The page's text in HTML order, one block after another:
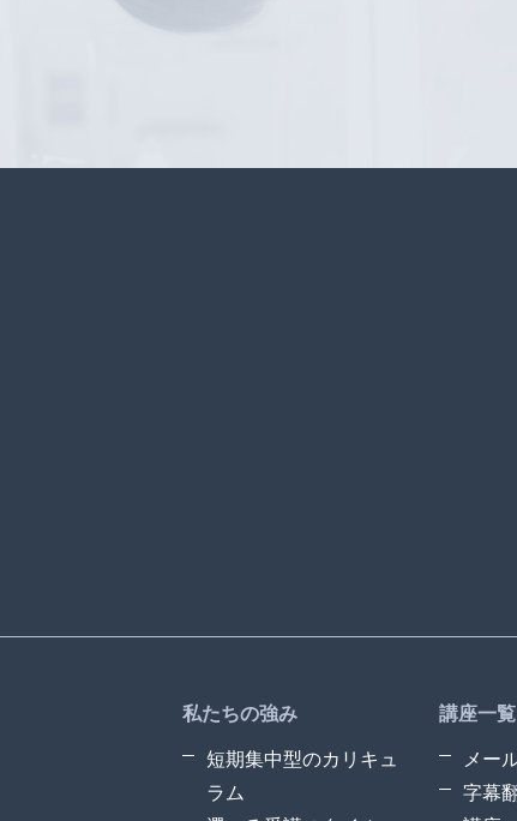
私たちの強み
短期集中型のカリキュ
ラム
講座一
メー
字幕